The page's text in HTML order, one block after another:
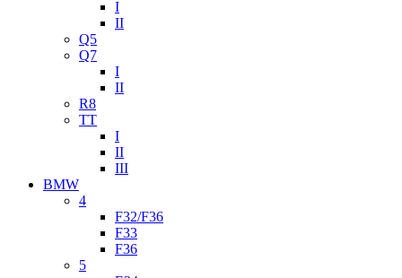
I
II
Q5
Q7
I
II
R8
TT
I
II
III
BMW
4
F32/F36
F33
F36
5